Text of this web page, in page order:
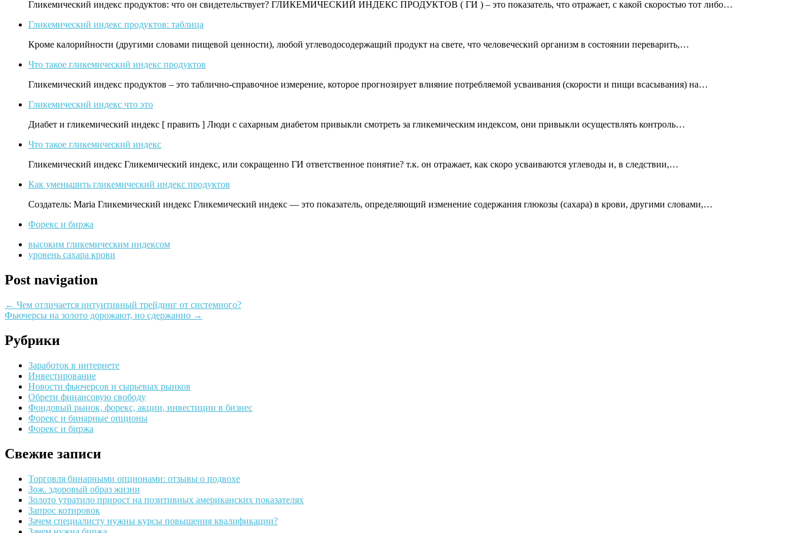
Гликемический индекс продуктов: что он свидетельствует? ГЛИКЕМИЧЕСКИЙ ИНДЕКС ПРОДУКТОВ ( ГИ ) – это показатель, что отражает, с какой скоростью тот либо…
Гликемический индекс продуктов: таблица
Кроме калорийности (другими словами пищевой ценности), любой углеводосодержащий продукт на свете, что человеческий организм в состоянии переварить,…
Что такое гликемический индекс продуктов
Гликемический индекс продуктов – это таблично-справочное измерение, которое прогнозирует влияние потребляемой усваивания (скорости и пищи всасывания) на…
Гликемический индекс что это
Диабет и гликемический индекс [ править ] Люди с сахарным диабетом привыкли смотреть за гликемическим индексом, они привыкли осуществлять контроль…
Что такое гликемический индекс
Гликемический индекс Гликемический индекс, или сокращенно ГИ ответственное понятие? т.к. он отражает, как скоро усваиваются углеводы и, в следствии,…
Как уменьшить гликемический индекс продуктов
Создатель: Maria Гликемический индекс Гликемический индекс — это показатель, определяющий изменение содержания глюкозы (сахара) в крови, другими словами,…
Форекс и биржа
высоким гликемическим индексом
уровень сахара крови
Post navigation
← Чем отличается интуитивный трейдинг от системного?
Фьючерсы на золото дорожают, но сдержанно →
Рубрики
Заработок в интернете
Инвестирование
Новости фьючерсов и сырьевых рынков
Обрети финансовую свободу
Фондовый рынок, форекс, акции, инвестиции в бизнес
Форекс и бинарные опционы
Форекс и биржа
Свежие записи
Торговля бинарными опционами: отзывы о подвохе
Зож. здоровый образ жизни
Золото утратило прирост на позитивных американских показателях
Запрос котировок
Зачем специалисту нужны курсы повышения квалификации?